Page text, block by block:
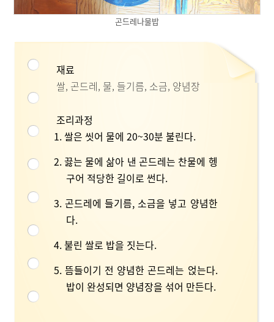
곤드레나물밥
재료
쌀, 곤드레, 물, 들기름, 소금, 양념장
조리과정
1. 쌀은 씻어 물에 20~30분 불린다.
2. 끓는 물에 삶아 낸 곤드레는 찬물에 헹
구어 적당한 길이로 썬다.
3. 곤드레에 들기름, 소금을 넣고 양념한
다.
4. 불린 쌀로 밥을 짓는다.
5. 뜸들이기 전 양념한 곤드레는 얹는다.
밥이 완성되면 양념장을 섞어 만든다.